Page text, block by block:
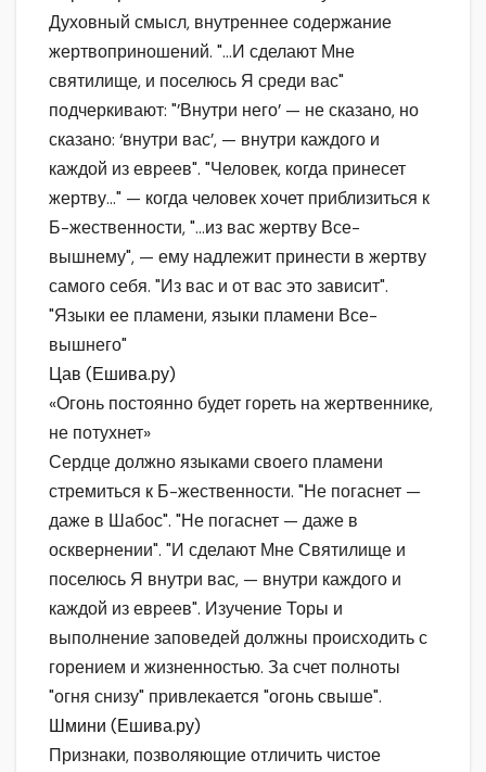
Духовный смысл, внутреннее содержание
жертвоприношений. "…И сделают Мне
святилище, и поселюсь Я среди вас"
подчеркивают: "’Внутри него’ — не сказано, но
сказано: ‘внутри вас’, — внутри каждого и
каждой из евреев". "Человек, когда принесет
жертву…" — когда человек хочет приблизиться к
Б-жественности, "…из вас жертву Все-
вышнему", — ему надлежит принести в жертву
самого себя. "Из вас и от вас это зависит".
"Языки ее пламени, языки пламени Все-
вышнего"
Цав (Ешива.ру)
«Огонь постоянно будет гореть на жертвеннике,
не потухнет»
Сердце должно языками своего пламени
стремиться к Б-жественности. "Не погаснет —
даже в Шабос". "Не погаснет — даже в
осквернении". "И сделают Мне Святилище и
поселюсь Я внутри вас, — внутри каждого и
каждой из евреев". Изучение Торы и
выполнение заповедей должны происходить с
горением и жизненностью. За счет полноты
"огня снизу" привлекается "огонь свыше".
Шмини (Ешива.ру)
Признаки, позволяющие отличить чистое